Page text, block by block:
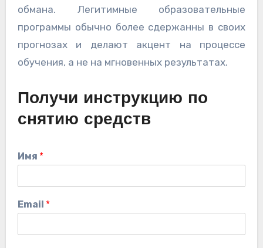
обмана. Легитимные образовательные
программы обычно более сдержанны в своих
прогнозах и делают акцент на процессе
обучения, а не на мгновенных результатах.
Получи инструкцию по
снятию средств
Имя *
Email *